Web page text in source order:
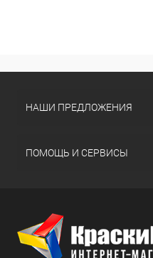
НАШИ ПРЕДЛОЖЕНИЯ
ПОМОЩЬ И СЕРВИСЫ